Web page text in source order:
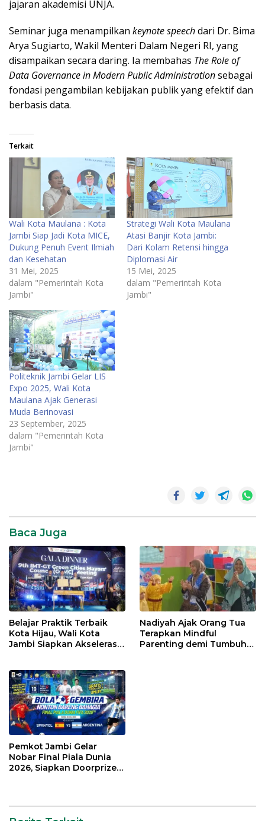
jajaran akademisi UNJA.
Seminar juga menampilkan keynote speechdari Dr. Bima
Arya Sugiarto, Wakil Menteri Dalam Negeri RI, yang
disampaikan secara daring. Ia membahas The Role of
Data Governance in Modern Public Administrationsebagai
fondasi pengambilan kebijakan publik yang efektif dan
berbasis data.
Terkait
Wali Kota Maulana : Kota
Jambi Siap Jadi Kota MICE,
Dukung Penuh Event Ilmiah
dan Kesehatan
31 Mei, 2025
dalam "Pemerintah Kota
Jambi"
Strategi Wali Kota Maulana
Atasi Banjir Kota Jambi:
Dari Kolam Retensi hingga
Diplomasi Air
15 Mei, 2025
dalam "Pemerintah Kota
Jambi"
Politeknik Jambi Gelar LIS
Expo 2025, Wali Kota
Maulana Ajak Generasi
Muda Berinovasi
23 September, 2025
dalam "Pemerintah Kota
Jambi"
Baca Juga
Belajar Praktik Terbaik
Kota Hijau, Wali Kota
Jambi Siapkan Akselerasi
Nadiyah Ajak Orang Tua
Terapkan Mindful
Parenting demi Tumbuh
Pemkot Jambi Gelar
Nobar Final Piala Dunia
2026, Siapkan Doorprize